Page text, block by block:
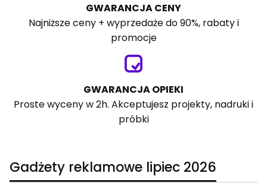
GWARANCJA CENY
Najniższe ceny + wyprzedaże do 90%, rabaty i
promocje
GWARANCJA OPIEKI
Proste wyceny w 2h. Akceptujesz projekty, nadruki i
próbki
Gadżety reklamowe lipiec 2026